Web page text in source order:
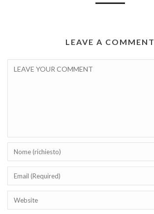
LEAVE A COMMENT